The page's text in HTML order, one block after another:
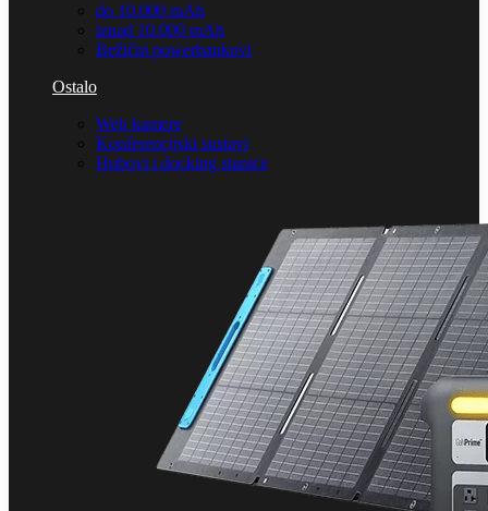
do 10.000 mAh
iznad 10.000 mAh
Bežični powerbankovi
Ostalo
Web kamere
Konferencijski sustavi
Hubovi i docking stanice